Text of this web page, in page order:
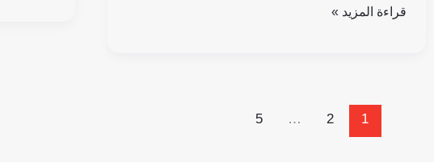
قراءة المزيد »
1
2
…
5